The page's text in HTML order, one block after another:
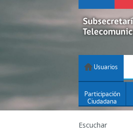
Usuarios
Participación
Ciudadana
Escuchar